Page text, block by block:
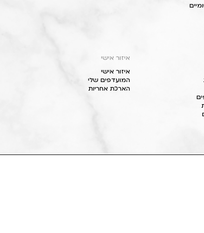
איזור אישי
איזור אישי
המועדפים שלי
הארכת אחריות